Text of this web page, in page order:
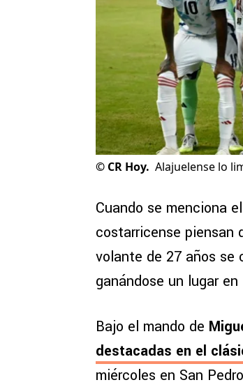
© CR Hoy. Alajuelense lo
Cuando se menciona
costarricense piensan
volante de 27 años se
ganándose un lugar en
Bajo el mando de
destacadas en el
miércoles en San